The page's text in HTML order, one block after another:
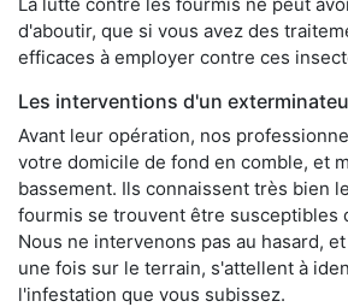
d'aboutir, que si vous avez des
efficaces à employer contre ces
Les interventions d'un
Avant leur opération, nos
votre domicile de fond en comble, et
bassement. Ils connaissent très bien
fourmis se trouvent être susceptibles
Nous ne intervenons pas au hasard,
une fois sur le terrain, s'attellent à
l'infestation que vous subissez.